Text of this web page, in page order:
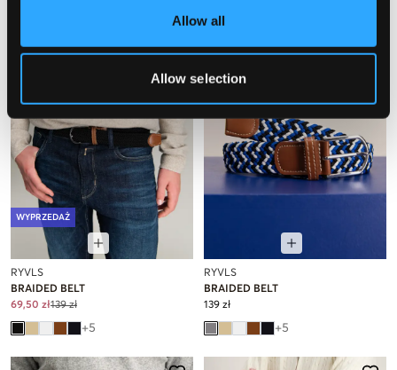
Allow all
Allow selection
WYPRZEDAŻ
RYVLS
BRAIDED BELT
69,50 zł139 zł
+5
RYVLS
BRAIDED BELT
139 zł
+5